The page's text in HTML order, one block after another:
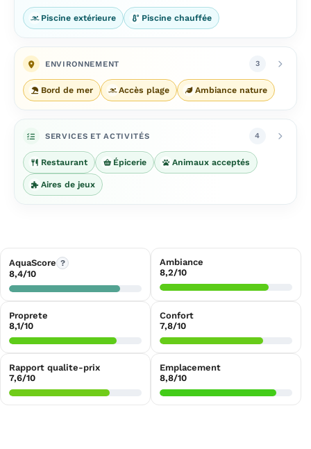
Piscine extérieure Piscine chauffée
ENVIRONNEMENT 3
Bord de mer Accès plage Ambiance nature
SERVICES ET ACTIVITÉS 4
Restaurant Épicerie Animaux acceptés
Aires de jeux
AquaScore ?
8,4/10
Ambiance
8,2/10
Proprete
8,1/10
Confort
7,8/10
Rapport qualite-prix
7,6/10
Emplacement
8,8/10